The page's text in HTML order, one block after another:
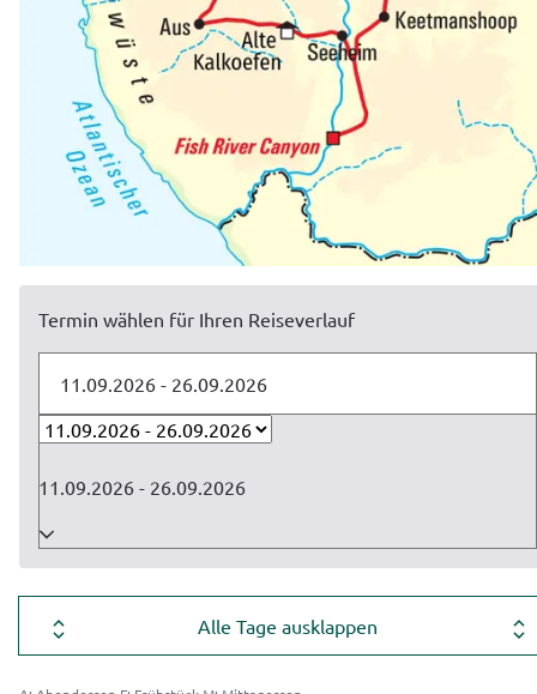
Termin wählen für Ihren Reiseverlauf
11.09.2026 - 26.09.2026
Alle Tage ausklappen